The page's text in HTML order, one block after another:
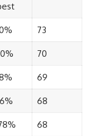
73
70
69
68
68